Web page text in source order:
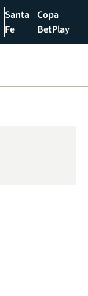
Santa
Fe
Copa
BetPlay